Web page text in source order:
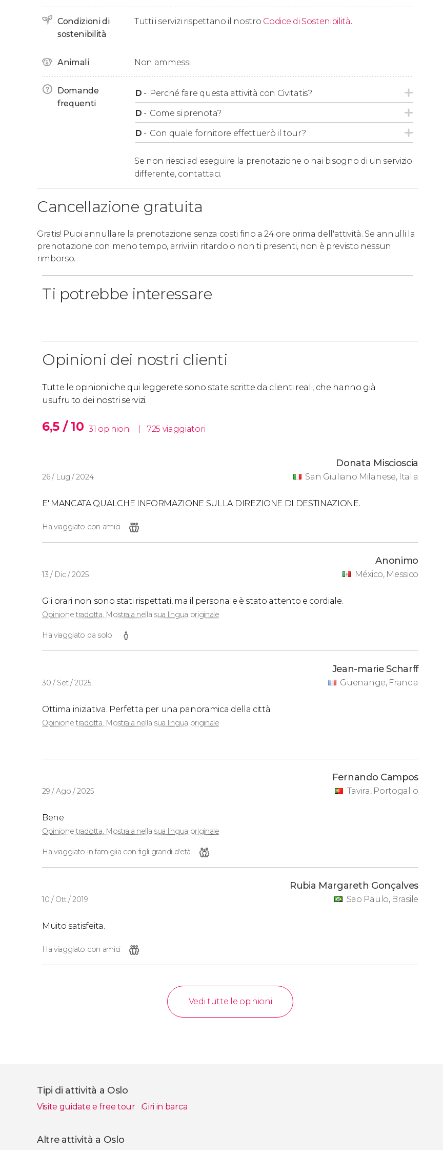
Anche se al momento della prenotazione dovrete indicare una data precisa, potrete
usufruire del servizio quando vorrete durante i tre mesi seguenti dalla data indicata.
Orario e frequenza
Linea rossa: dalle 10:00 alle 16:30 ore, ogni 30 minuti. La durata del tour completo in
autobus è di 90 minuti.
Condizioni di
sostenibilità
Tutti i servizi rispettano il nostro Codice di Sostenibilità.
Animali Non ammessi.
Domande
frequenti
D - Perché fare questa attività con Civitatis?
D - Come si prenota?
D - Con quale fornitore effettuerò il tour?
Se non riesci ad eseguire la prenotazione o hai bisogno di un servizio
differente, contattaci.
Cancellazione gratuita
Gratis! Puoi annullare la prenotazione senza costi fino a 24 ore prima dell'attività. Se annulli la
prenotazione con meno tempo, arrivi in ritardo o non ti presenti, non è previsto nessun
rimborso.
Ti potrebbe interessare
Opinioni dei nostri clienti
Tutte le opinioni che qui leggerete sono state scritte da clienti reali, che hanno già
usufruito dei nostri servizi.
6,5 / 10 31 opinioni 725 viaggiatori
26 / Lug / 2024
Donata Miscioscia
San Giuliano Milanese, Italia
E' MANCATA QUALCHE INFORMAZIONE SULLA DIREZIONE DI DESTINAZIONE.
Ha viaggiato con amici
13 / Dic / 2025
Anonimo
México, Messico
Gli orari non sono stati rispettati, ma il personale è stato attento e cordiale.
Opinione tradotta. Mostrala nella sua lingua originale
Ha viaggiato da solo
30 / Set / 2025
Jean-marie Scharff
Guenange, Francia
Ottima iniziativa. Perfetta per una panoramica della città.
Opinione tradotta. Mostrala nella sua lingua originale
29 / Ago / 2025
Fernando Campos
Tavira, Portogallo
Bene
Opinione tradotta. Mostrala nella sua lingua originale
Ha viaggiato in famiglia con figli grandi d'età
10 / Ott / 2019
Rubia Margareth Gonçalves
Sao Paulo, Brasile
Muito satisfeita.
Ha viaggiato con amici
Vedi tutte le opinioni
Tipi di attività a Oslo
Visite guidate e free tour Giri in barca
Altre attività a Oslo